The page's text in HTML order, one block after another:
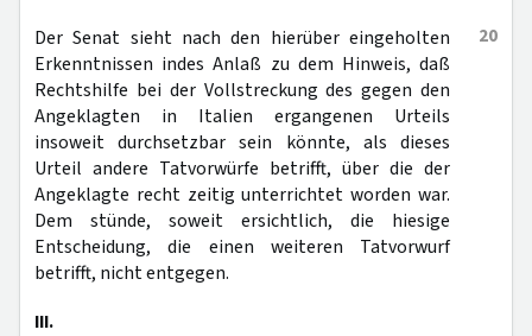
20
Der Senat sieht nach den hierüber eingeholten
Erkenntnissen indes Anlaß zu dem Hinweis, daß
Rechtshilfe bei der Vollstreckung des gegen den
Angeklagten in Italien ergangenen Urteils
insoweit durchsetzbar sein könnte, als dieses
Urteil andere Tatvorwürfe betrifft, über die der
Angeklagte recht zeitig unterrichtet worden war.
Dem stünde, soweit ersichtlich, die hiesige
Entscheidung, die einen weiteren Tatvorwurf
betrifft, nicht entgegen.
III.